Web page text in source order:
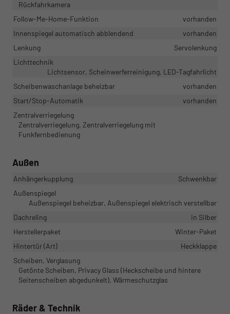
Rückfahrkamera
Follow-Me-Home-Funktion
vorhanden
Innenspiegel automatisch abblendend
vorhanden
Lenkung
Servolenkung
Lichttechnik
Lichtsensor, Scheinwerferreinigung, LED-Tagfahrlicht
Scheibenwaschanlage beheizbar
vorhanden
Start/Stop-Automatik
vorhanden
Zentralverriegelung
Zentralverriegelung, Zentralverriegelung mit
Funkfernbedienung
Außen
Anhängerkupplung
Schwenkbar
Außenspiegel
Außenspiegel beheizbar, Außenspiegel elektrisch verstellbar
Dachreling
in Silber
Herstellerpaket
Winter-Paket
Hintertür (Art)
Heckklappe
Scheiben, Verglasung
Getönte Scheiben, Privacy Glass (Heckscheibe und hintere
Seitenscheiben abgedunkelt), Wärmeschutzglas
Räder & Technik